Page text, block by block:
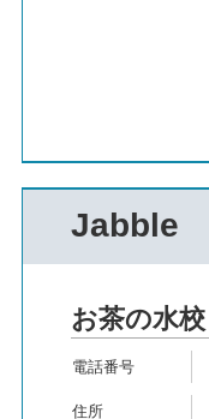
Jabble
お茶の水校